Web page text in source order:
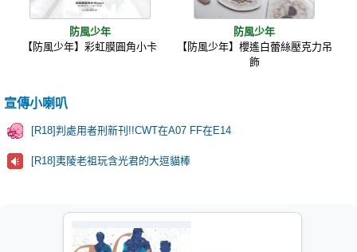
防風少年
【防風少年】彩虹膜圓角小卡
防風少年
【防風少年】櫻遙白蕾絲壓克力吊
飾
宣傳小喇叭
[R18]判處用者刑新刊!!CWT在A07 FF在E14
[R18]夷陵老祖玩含光君的大逗貓棒